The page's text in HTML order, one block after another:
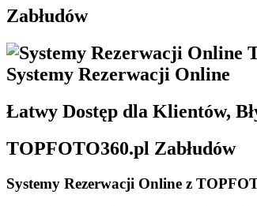
Wirtualne Spacery Szczytno
Wirtualne Spacery Tolkmicko
Wirtualne Spacery Węgorzewo
Wirtualne Spacery Zalewo
Zabłudów
​Systemy Rezerwacji Online
Łatwy Dostęp dla Klientów,
TOPFOTO360.pl Zabłudów
​Systemy Rezerwacji Online z